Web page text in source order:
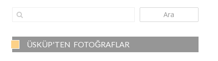
Ara
ÜSKÜP'TEN FOTOĞRAFLAR